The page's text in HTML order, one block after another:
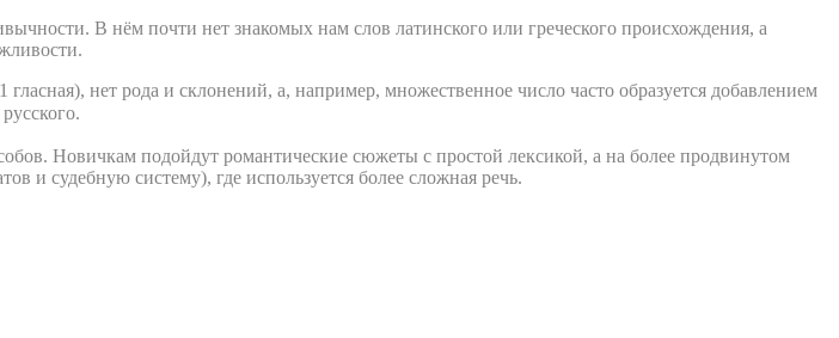
В нём почти нет знакомых нам слов латинского или греческого происхождения, а
нет рода и склонений, а, например, множественное число часто образуется добавлением
Новичкам подойдут романтические сюжеты с простой лексикой, а на более продвинутом
и судебную систему), где используется более сложная речь.